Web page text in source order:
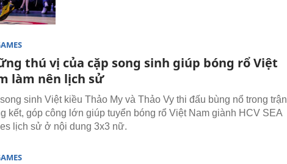
thú vị của cặp song sinh giúp bóng rổ Việt
làm nên lịch sử
sinh Việt kiều Thảo My và Thảo Vy thi đấu bùng nổ trong trận
kết, góp công lớn giúp tuyển bóng rổ Việt Nam giành HCV SEA
lịch sử ở nội dung 3x3 nữ.